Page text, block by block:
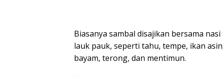
Biasanya sambal disajikan bersama
lauk pauk, seperti tahu, tempe, ikan
bayam, terong, dan mentimun.